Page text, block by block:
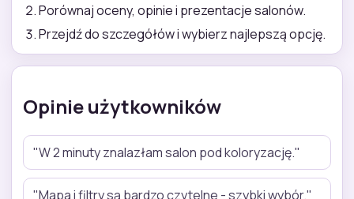
Porównaj oceny, opinie i prezentacje salonów.
Przejdź do szczegółów i wybierz najlepszą opcję.
Opinie użytkowników
"W 2 minuty znalazłam salon pod koloryzację."
"Mapa i filtry są bardzo czytelne - szybki wybór."